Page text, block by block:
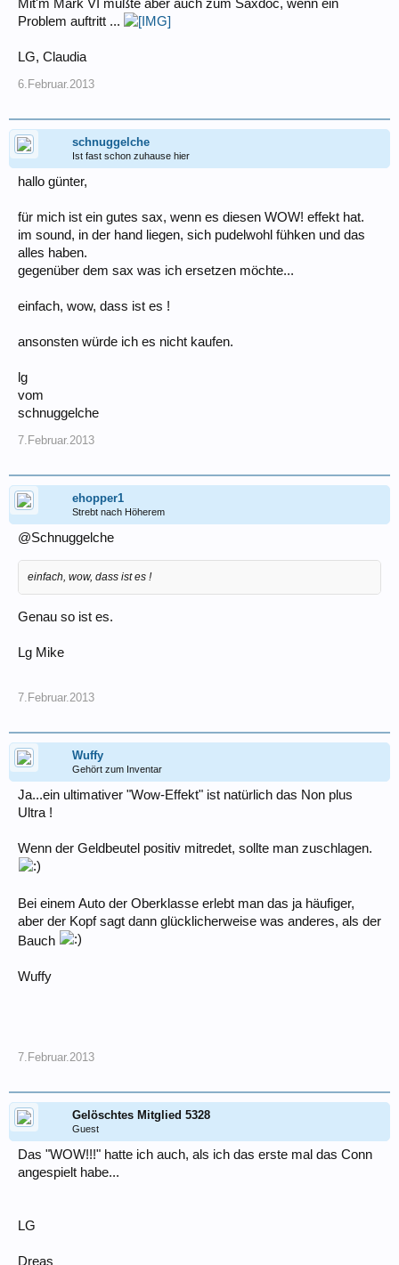
Dreas
Mit'm Mark VI mußte aber auch zum Saxdoc, wenn ein
Problem auftritt ...
LG, Claudia
6.Februar.2013
schnuggelche
Ist fast schon zuhause hier
hallo günter,
für mich ist ein gutes sax, wenn es diesen WOW! effekt hat.
im sound, in der hand liegen, sich pudelwohl fühken und das
alles haben.
gegenüber dem sax was ich ersetzen möchte...
einfach, wow, dass ist es !
ansonsten würde ich es nicht kaufen.
lg
vom
schnuggelche
7.Februar.2013
ehopper1
Strebt nach Höherem
@Schnuggelche
einfach, wow, dass ist es !
Genau so ist es.
Lg Mike
7.Februar.2013
Wuffy
Gehört zum Inventar
Ja...ein ultimativer "Wow-Effekt" ist natürlich das Non plus
Ultra !
Wenn der Geldbeutel positiv mitredet, sollte man zuschlagen.
Bei einem Auto der Oberklasse erlebt man das ja häufiger,
aber der Kopf sagt dann glücklicherweise was anderes, als der
Bauch
Wuffy
7.Februar.2013
Gelöschtes Mitglied 5328
Guest
Das "WOW!!!" hatte ich auch, als ich das erste mal das Conn
angespielt habe...
LG
Dreas